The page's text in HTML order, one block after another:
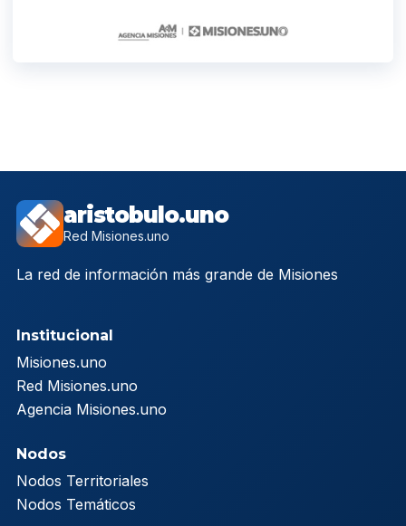
aristobulo.uno
Red Misiones.uno
La red de información más grande de Misiones
Institucional
Misiones.uno
Red Misiones.uno
Agencia Misiones.uno
Nodos
Nodos Territoriales
Nodos Temáticos